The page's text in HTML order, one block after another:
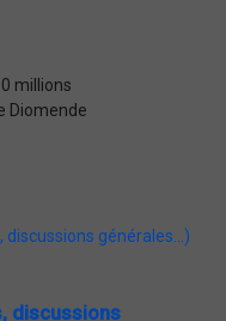
millions
Diomende
discussions générales...)
discussions